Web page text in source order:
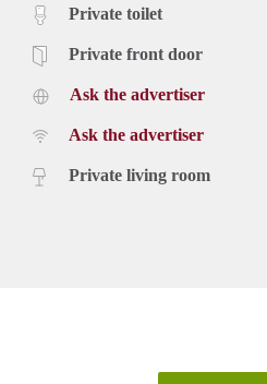
Private toilet
Private front door
Ask the advertiser
Ask the advertiser
Private living room